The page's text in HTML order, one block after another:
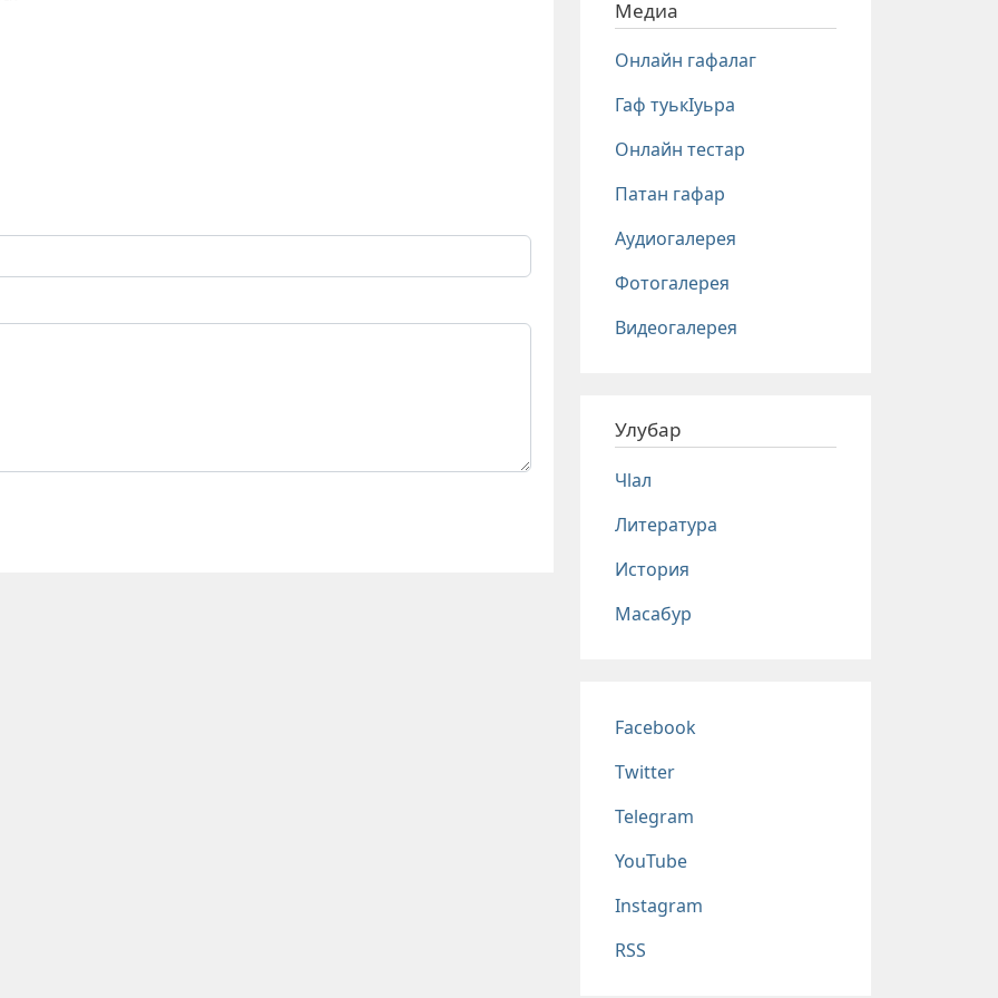
Медиа
Онлайн гафалаг
Гаф туькIуьра
Онлайн тестар
Патан гафар
Аудиогалерея
Фотогалерея
Видеогалерея
Улубар
Чlал
Литература
История
Масабур
Соц сети
Facebook
Twitter
Telegram
YouTube
Instagram
RSS